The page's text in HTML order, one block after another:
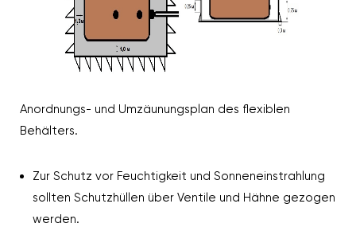
Anordnungs- und Umzäunungsplan des flexiblen
Behälters.
Zur Schutz vor Feuchtigkeit und Sonneneinstrahlung
sollten Schutzhüllen über Ventile und Hähne gezogen
werden.